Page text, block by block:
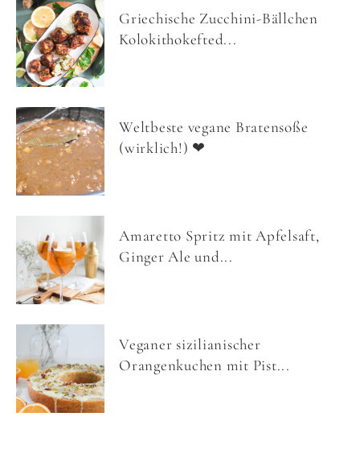
Griechische Zucchini-Bällchen
Kolokithokefted...
Weltbeste vegane Bratensoße
(wirklich!) ❤
Amaretto Spritz mit Apfelsaft,
Ginger Ale und...
Veganer sizilianischer
Orangenkuchen mit Pist...